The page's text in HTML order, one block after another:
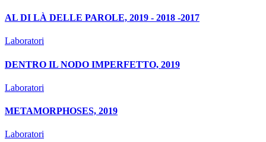
AL DI LÀ DELLE PAROLE, 2019 - 2018 -2017
Laboratori
DENTRO IL NODO IMPERFETTO, 2019
Laboratori
METAMORPHOSES, 2019
Laboratori